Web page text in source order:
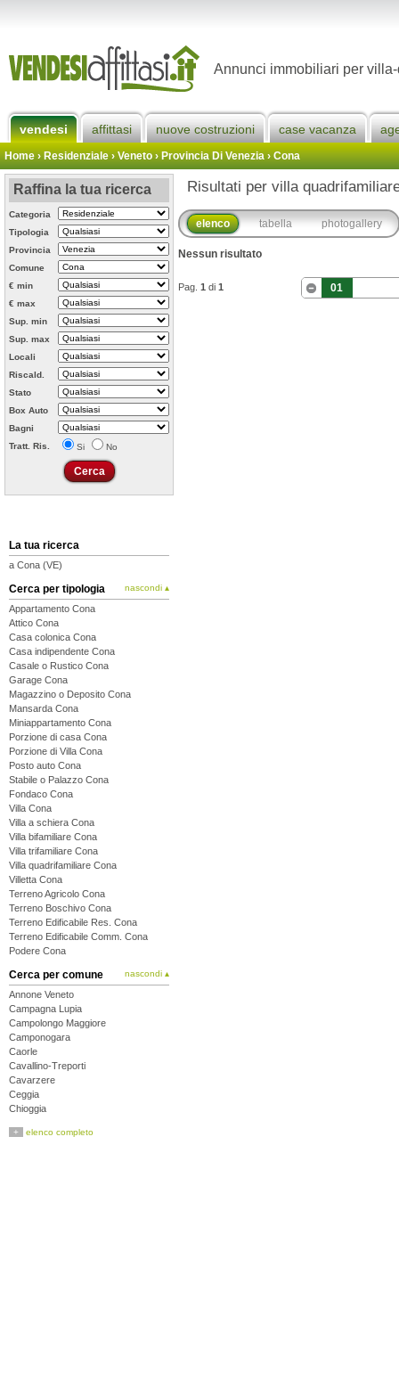
Annunci immobiliari per
vendesi affittasi nuove costruzioni case vacanza
Home› Residenziale › Veneto ›Provincia Di Venezia›Cona
Raffina la tua ricerca
Categoria
Tipologia
Provincia
Comune
€ min
€ max
Sup. min
Sup. max
Locali
Riscald.
Stato
Box Auto
Bagni
Tratt. Ris.
Si No
La tua ricerca
a Cona (VE)
Cerca per tipologia nascondi ▴
Appartamento Cona
Attico Cona
Casa colonica Cona
Casa indipendente Cona
Casale o Rustico Cona
Garage Cona
Magazzino o Deposito Cona
Mansarda Cona
Miniappartamento Cona
Porzione di casa Cona
Porzione di Villa Cona
Posto auto Cona
Stabile o Palazzo Cona
Fondaco Cona
Villa Cona
Villa a schiera Cona
Villa bifamiliare Cona
Villa trifamiliare Cona
Villa quadrifamiliare Cona
Villetta Cona
Terreno Agricolo Cona
Terreno Boschivo Cona
Terreno Edificabile Res. Cona
Terreno Edificabile Comm. Cona
Podere Cona
Cerca per comune nascondi ▴
Annone Veneto
Campagna Lupia
Campolongo Maggiore
Camponogara
Caorle
Cavallino-Treporti
Cavarzere
Ceggia
Chioggia
Cona
+ elenco completo
Risultati per villa
elenco tabella photogallery
Nessun risultato
Pag. 1 di 1 01